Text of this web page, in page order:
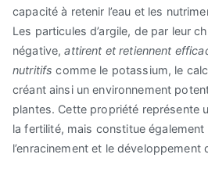
capacité à retenir l’eau et les
Les particules d’argile, de par leur
négative,attirent et retiennent
nutritifscomme le potassium, le
créant ainsi un environnement
plantes. Cette propriété représente
la fertilité, mais constitue
l’enracinement et le développement